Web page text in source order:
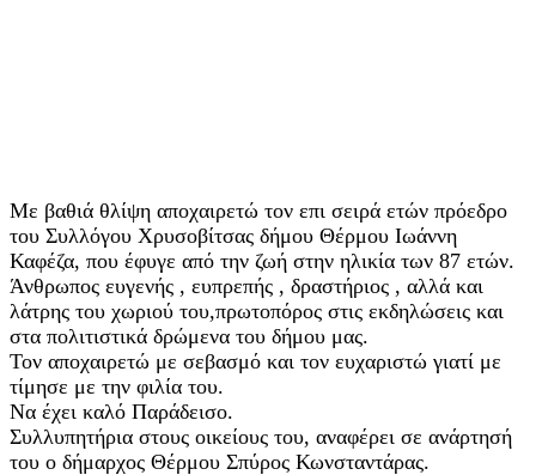
Με βαθιά θλίψη αποχαιρετώ τον επι σειρά ετών πρόεδρο
του Συλλόγου Χρυσοβίτσας δήμου Θέρμου Ιωάννη
Καφέζα, που έφυγε από την ζωή στην ηλικία των 87 ετών.
Άνθρωπος ευγενής , ευπρεπής , δραστήριος , αλλά και
λάτρης του χωριού του,πρωτοπόρος στις εκδηλώσεις και
στα πολιτιστικά δρώμενα του δήμου μας.
Τον αποχαιρετώ με σεβασμό και τον ευχαριστώ γιατί με
τίμησε με την φιλία του.
Να έχει καλό Παράδεισο.
Συλλυπητήρια στους οικείους του, αναφέρει σε ανάρτησή
του ο δήμαρχος Θέρμου Σπύρος Κωνσταντάρας.